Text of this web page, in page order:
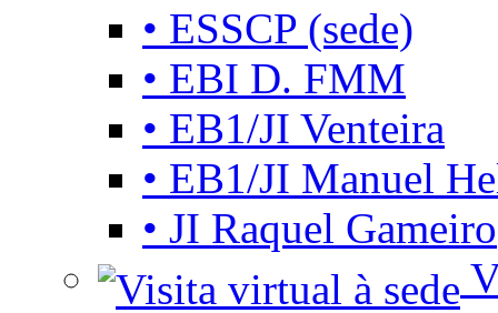
• ESSCP (sede)
• EBI D. FMM
• EB1/JI Venteira
• EB1/JI Manuel
• JI Raquel Gameiro